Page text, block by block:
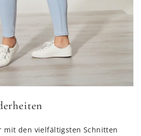
mit den vielfältigsten Schnitten